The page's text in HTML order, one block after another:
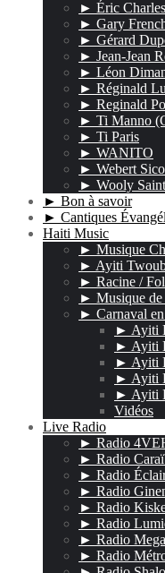
► Éric
► Gary
► Gérard
► Jean-Jean
► Léon
► Réginald
► Reginald
► Ti Manno
► Ti Paris
► WANITO
► Webert
► Wooly
► Bon à savoir
► Cantiques
Haiti Music
► Musique
► Ayiti
► Racine /
► Musique de
► Carnaval
► Ayiti
► Ayiti
► Ayiti
► Ayiti
► Ayiti
Vidéos
Live Radio
► Radio
► Radio
► Radio
► Radio
► Radio
► Radio
► Radio Mega
► Radio